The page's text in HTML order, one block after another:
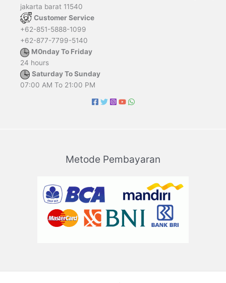
jakarta barat 11540
Customer Service
+62-851-5888-1099
+62-877-7799-5140
M0nday To Friday
24 hours
Saturday To Sunday
07:00 AM To 21:00 PM
Metode Pembayaran